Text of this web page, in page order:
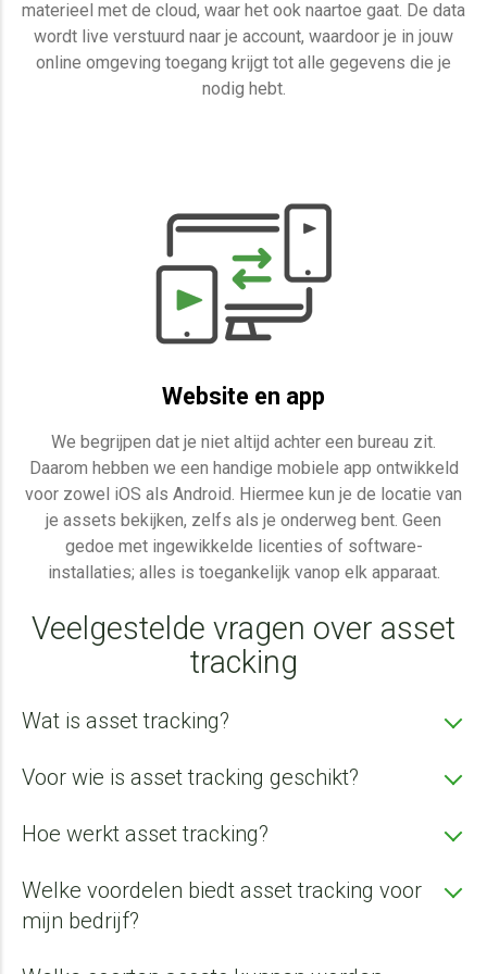
materieel met de cloud, waar het ook naartoe gaat. De data
wordt live verstuurd naar je account, waardoor je in jouw
online omgeving toegang krijgt tot alle gegevens die je
nodig hebt.
Website en app
We begrijpen dat je niet altijd achter een bureau zit.
Daarom hebben we een handige mobiele app ontwikkeld
voor zowel iOS als Android. Hiermee kun je de locatie van
je assets bekijken, zelfs als je onderweg bent. Geen
gedoe met ingewikkelde licenties of software-
installaties; alles is toegankelijk vanop elk apparaat.
Veelgestelde vragen over asset
tracking
Wat is asset tracking?
Voor wie is asset tracking geschikt?
Agrarische sector - tractoren, ploegen,
veldspuiten, klepelmaaiers, maaiers, schudders,
Hoe werkt asset tracking?
Welke voordelen biedt asset tracking voor
mijn bedrijf?